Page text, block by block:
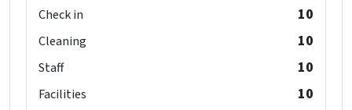
Children's facilities
Childbeds: 1
Childchair
Check in 10
Cleaning 10
Staff 10
Facilities 10